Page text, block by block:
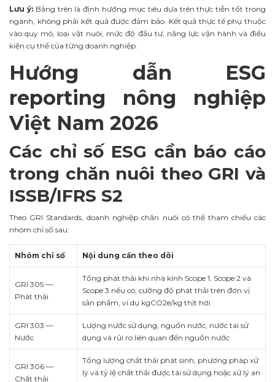
Lưu ý:Bảng trên là định hướng mục tiêu dựa trên thực tiễn tốt trong
ngành, không phải kết quả được đảm bảo. Kết quả thực tế phụ thuộc
vào quy mô, loại vật nuôi, mức độ đầu tư, năng lực vận hành và điều
kiện cụ thể của từng doanh nghiệp.
Hướng dẫn ESG
reporting nông nghiệp
Việt Nam 2026
Các chỉ số ESG cần báo cáo
trong chăn nuôi theo GRI và
ISSB/IFRS S2
Theo GRI Standards, doanh nghiệp chăn nuôi có thể tham chiếu các
nhóm chỉ số sau:
Nhóm chỉ số Nội dung cần theo dõi
GRI 305 —
Phát thải
Tổng phát thải khí nhà kính Scope 1, Scope 2 và
Scope 3 nếu có; cường độ phát thải trên đơn vị
sản phẩm, ví dụ kgCO2e/kg thịt hơi
GRI 303 —
Nước
Lượng nước sử dụng, nguồn nước, nước tái sử
dụng và rủi ro liên quan đến nguồn nước
GRI 306 —
Chất thải
Tổng lượng chất thải phát sinh, phương pháp xử
lý và tỷ lệ chất thải được tái sử dụng hoặc xử lý an